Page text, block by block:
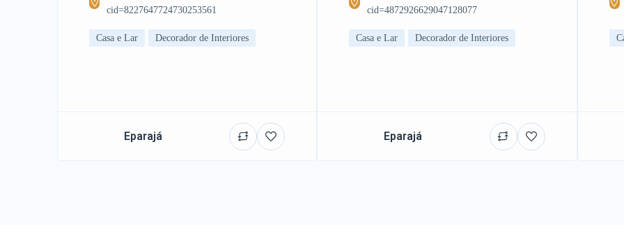
cid=8227647724730253561
Casa e Lar Decorador de Interiores
Eparajá
cid=4872926629047128077
Casa e Lar Decorador de Interiores
Eparajá